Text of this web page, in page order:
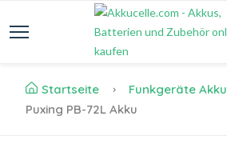
Startseite Funkgeräte Akku
Puxing PB-72L Akku